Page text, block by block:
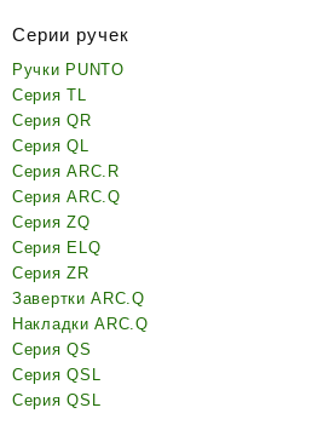
Серии ручек
Ручки PUNTO
Серия TL
Серия QR
Серия QL
Серия ARC.R
Серия ARC.Q
Серия ZQ
Серия ELQ
Серия ZR
Завертки ARC.Q
Накладки ARC.Q
Серия QS
Серия QSL
Серия QSL